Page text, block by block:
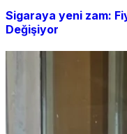
Sigaraya yeni zam:
Değişiyor